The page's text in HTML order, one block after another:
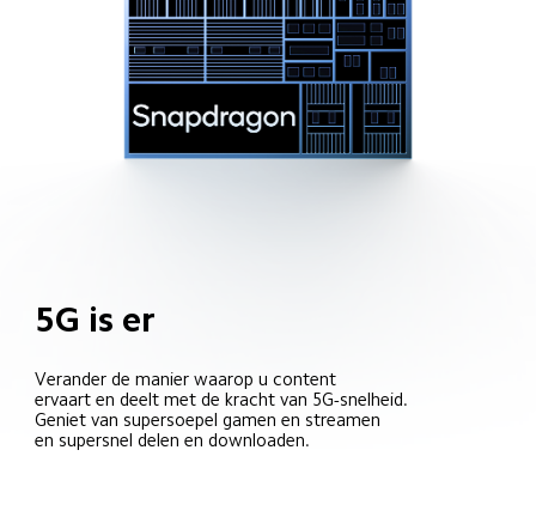
5G is er
Verander de manier waarop u content
ervaart en deelt met de kracht van 5G-snelheid.
Geniet van supersoepel gamen en streamen
en supersnel delen en downloaden.